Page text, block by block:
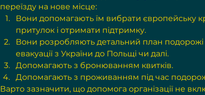
переїзду на нове місце:
Вони допомагають їм вибрати європейську
притулок і отримати підтримку.
Вони розробляють детальний план подорожі
евакуації з України до Польщі чи далі.
Допомагають з бронюванням квитків.
Допомагають з проживанням під час
Варто зазначити, що допомога організації не